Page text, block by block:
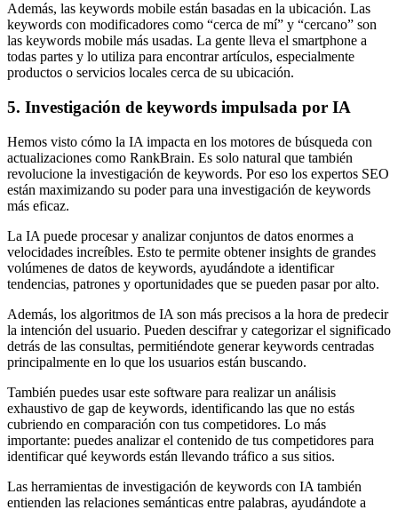
Además, las keywords mobile están basadas en la ubicación. Las
keywords con modificadores como “cerca de mí” y “cercano” son
las keywords mobile más usadas. La gente lleva el smartphone a
todas partes y lo utiliza para encontrar artículos, especialmente
productos o servicios locales cerca de su ubicación.
5. Investigación de keywords impulsada por IA
Hemos visto cómo la IA impacta en los motores de búsqueda con
actualizaciones como RankBrain. Es solo natural que también
revolucione la investigación de keywords. Por eso los expertos SEO
están maximizando su poder para una investigación de keywords
más eficaz.
La IA puede procesar y analizar conjuntos de datos enormes a
velocidades increíbles. Esto te permite obtener insights de grandes
volúmenes de datos de keywords, ayudándote a identificar
tendencias, patrones y oportunidades que se pueden pasar por alto.
Además, los algoritmos de IA son más precisos a la hora de predecir
la intención del usuario. Pueden descifrar y categorizar el significado
detrás de las consultas, permitiéndote generar keywords centradas
principalmente en lo que los usuarios están buscando.
También puedes usar este software para realizar un análisis
exhaustivo de gap de keywords, identificando las que no estás
cubriendo en comparación con tus competidores. Lo más
importante: puedes analizar el contenido de tus competidores para
identificar qué keywords están llevando tráfico a sus sitios.
Las herramientas de investigación de keywords con IA también
entienden las relaciones semánticas entre palabras, ayudándote a